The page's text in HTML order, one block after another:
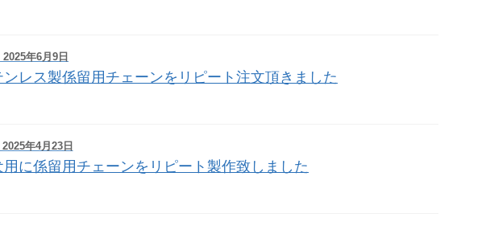
2025年6月9日
ンレス製係留用チェーンをリピート注文頂きました
2025年4月23日
用に係留用チェーンをリピート製作致しました